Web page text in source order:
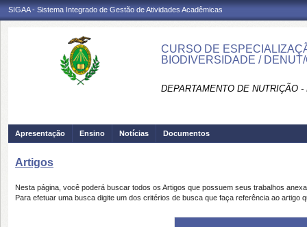
SIGAA - Sistema Integrado de Gestão de Atividades Acadêmicas
CURSO DE
BIODIVERSIDADE /
DEPARTAMENTO DE NUTRIÇÃO -
Apresentação Ensino Notícias Documentos
Artigos
Nesta página, você poderá buscar todos os Artigos que possuem seus trabalhos
Para efetuar uma busca digite um dos critérios de busca que faça referência ao artigo